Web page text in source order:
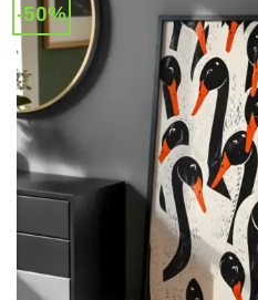
-50%